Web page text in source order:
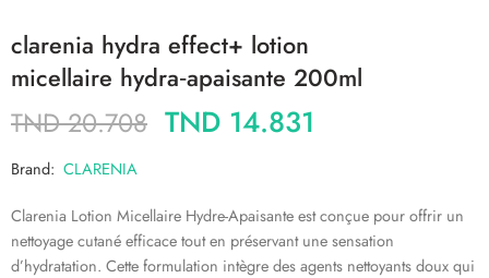
clarenia hydra effect+ lotion
micellaire hydra‐apaisante 200ml
TND20.708 TND 14.831
Brand: CLARENIA
Clarenia Lotion Micellaire Hydre-Apaisante est conçue pour offrir un
nettoyage cutané efficace tout en préservant une sensation
d’hydratation. Cette formulation intègre des agents nettoyants doux qui